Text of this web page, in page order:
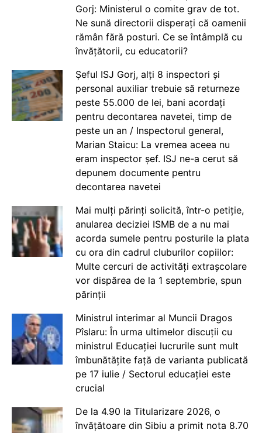
Gorj: Ministerul o comite grav de tot.
Ne sună directorii disperați că oamenii
rămân fără posturi. Ce se întâmplă cu
învățătorii, cu educatorii?
Șeful ISJ Gorj, alți 8 inspectori și
personal auxiliar trebuie să returneze
peste 55.000 de lei, bani acordați
pentru decontarea navetei, timp de
peste un an / Inspectorul general,
Marian Staicu: La vremea aceea nu
eram inspector șef. ISJ ne-a cerut să
depunem documente pentru
decontarea navetei
Mai mulți părinți solicită, într-o petiție,
anularea deciziei ISMB de a nu mai
acorda sumele pentru posturile la plata
cu ora din cadrul cluburilor copiilor:
Multe cercuri de activități extrașcolare
vor dispărea de la 1 septembrie, spun
părinții
Ministrul interimar al Muncii Dragos
Pîslaru: În urma ultimelor discuții cu
ministrul Educației lucrurile sunt mult
îmbunătățite față de varianta publicată
pe 17 iulie / Sectorul educației este
crucial
De la 4.90 la Titularizare 2026, o
învățătoare din Sibiu a primit nota 8.70